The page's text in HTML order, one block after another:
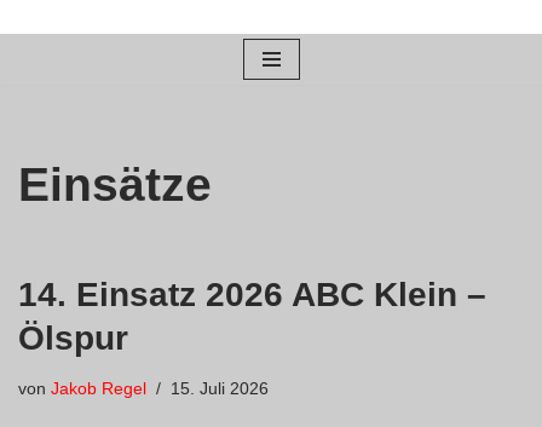
Einsätze
14. Einsatz 2026 ABC Klein –
Ölspur
von Jakob Regel 15. Juli 2026